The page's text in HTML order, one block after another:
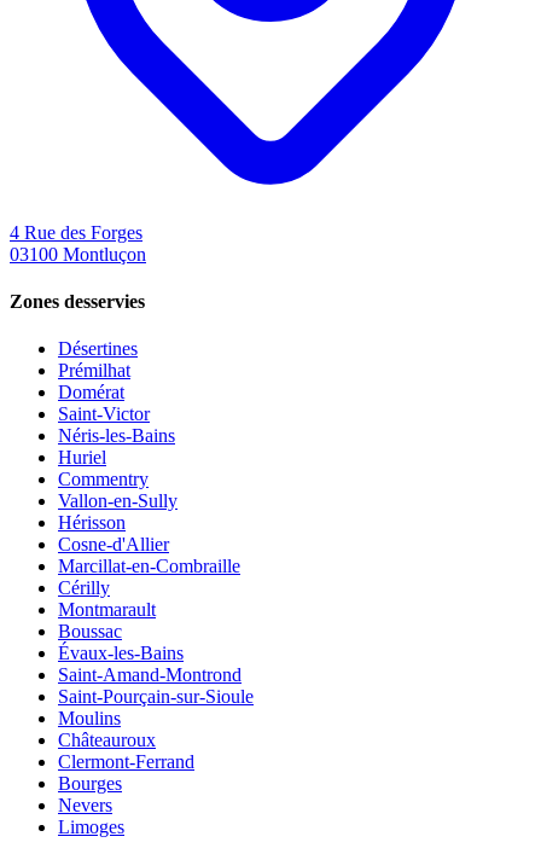
4 Rue des Forges
03100 Montluçon
Zones desservies
Désertines
Prémilhat
Domérat
Saint-Victor
Néris-les-Bains
Huriel
Commentry
Vallon-en-Sully
Hérisson
Cosne-d'Allier
Marcillat-en-Combraille
Cérilly
Montmarault
Boussac
Évaux-les-Bains
Saint-Amand-Montrond
Saint-Pourçain-sur-Sioule
Moulins
Châteauroux
Clermont-Ferrand
Bourges
Nevers
Limoges